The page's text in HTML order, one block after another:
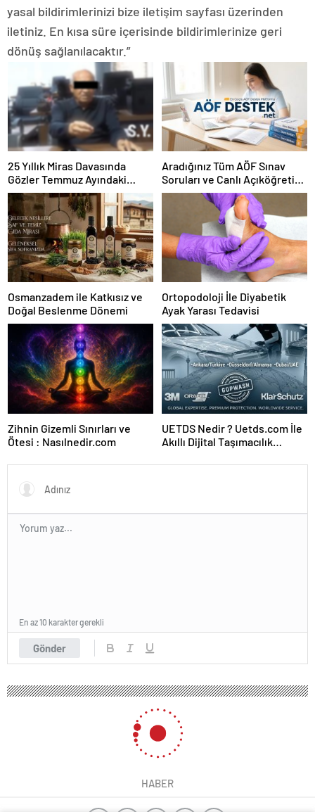
yasal bildirimlerinizi bize iletişim sayfası üzerinden
iletiniz. En kısa süre içerisinde bildirimlerinize geri
dönüş sağlanılacaktır.”
25 Yıllık Miras Davasında
Gözler Temmuz Ayındaki
Karar Duruşmasına Çevrildi
Aradığınız Tüm AÖF Sınav
Soruları ve Canlı Açıköğretim
Forumu Burada
Osmanzadem ile Katkısız ve
Doğal Beslenme Dönemi
Ortopodoloji İle Diyabetik
Ayak Yarası Tedavisi
Zihnin Gizemli Sınırları ve
Ötesi : Nasılnedir.com
UETDS Nedir ? Uetds.com İle
Akıllı Dijital Taşımacılık
Gönder
En az 10 karakter gerekli
HABER